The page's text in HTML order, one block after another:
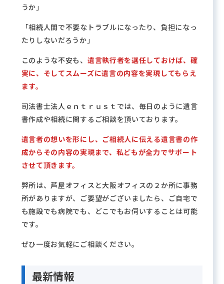
うか」
「相続人間で不要なトラブルになったり、負担になっ
たりしないだろうか」
このような不安も、 遺言執行者を選任しておけば、確
実に、そしてスムーズに遺言の内容を実現してもらえ
ます。
司法書士法人ｅｎｔｒｕｓｔでは、毎日のように遺言
書作成や相続に関するご相談を頂いております。
遺言者の想いを形にし、ご相続人に伝える遺言書の作
成からその内容の実現まで、私どもが全力でサポート
させて頂きます。
弊所は、芦屋オフィスと大阪オフィスの２か所に事務
所がありますが、ご要望がございましたら、ご自宅で
も施設でも病院でも、どこでもお伺いすることは可能
です。
ぜひ一度お気軽にご相談ください。
最新情報